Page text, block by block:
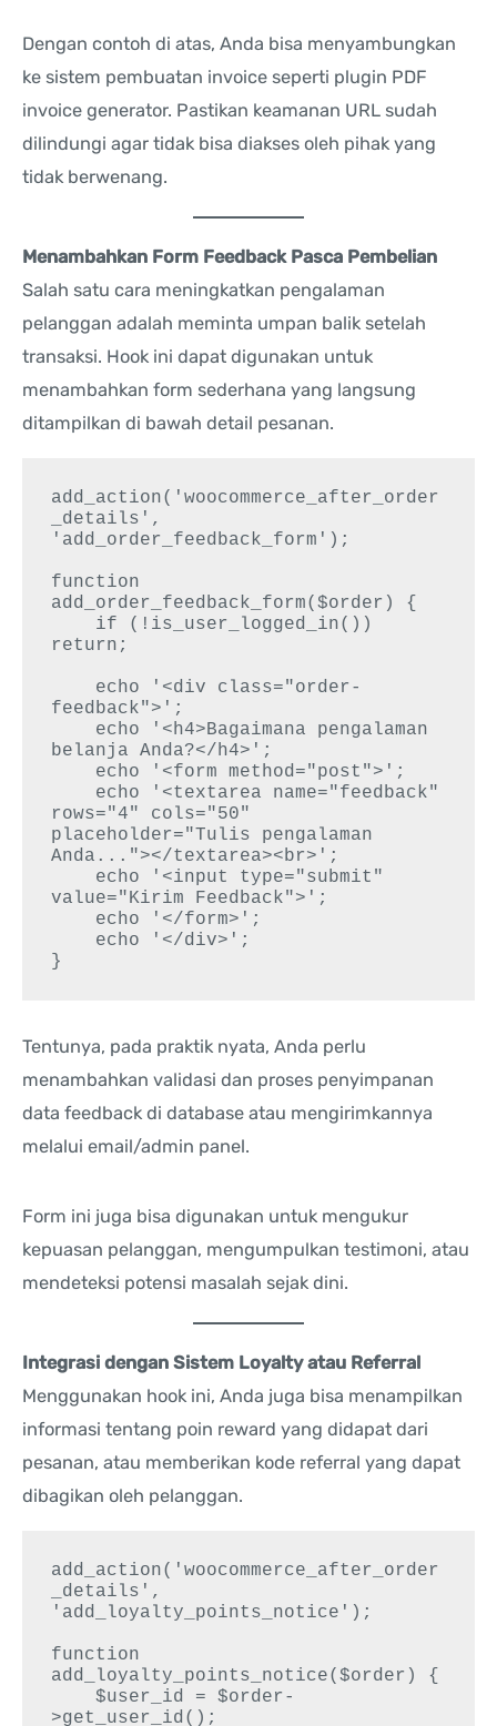
Dengan contoh di atas, Anda bisa menyambungkan
ke sistem pembuatan invoice seperti plugin PDF
invoice generator. Pastikan keamanan URL sudah
dilindungi agar tidak bisa diakses oleh pihak yang
tidak berwenang.
Menambahkan Form Feedback Pasca Pembelian
Salah satu cara meningkatkan pengalaman
pelanggan adalah meminta umpan balik setelah
transaksi. Hook ini dapat digunakan untuk
menambahkan form sederhana yang langsung
ditampilkan di bawah detail pesanan.
add_action('woocommerce_after_order
_details',
'add_order_feedback_form');
function
add_order_feedback_form($order) {
return;
feedback">';
belanja Anda?</h4>';
rows="4" cols="50"
placeholder="Tulis pengalaman
Anda..."></textarea><br>';
value="Kirim Feedback">';
Tentunya, pada praktik nyata, Anda perlu
menambahkan validasi dan proses penyimpanan
data feedback di database atau mengirimkannya
melalui email/admin panel.
Form ini juga bisa digunakan untuk mengukur
kepuasan pelanggan, mengumpulkan testimoni, atau
mendeteksi potensi masalah sejak dini.
Integrasi dengan Sistem Loyalty atau Referral
Menggunakan hook ini, Anda juga bisa menampilkan
informasi tentang poin reward yang didapat dari
pesanan, atau memberikan kode referral yang dapat
dibagikan oleh pelanggan.
add_action('woocommerce_after_order
_details',
'add_loyalty_points_notice');
function
add_loyalty_points_notice($order) {
    $user_id = $order-
>get_user_id();